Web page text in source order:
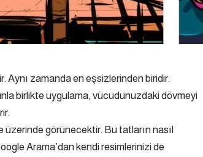
Aynı zamanda en eşsizlerinden biridir.
birlikte uygulama, vücudunuzdaki dövmeyi
görünecektir. Bu tatların nasıl
Arama’dan kendi resimlerinizi de